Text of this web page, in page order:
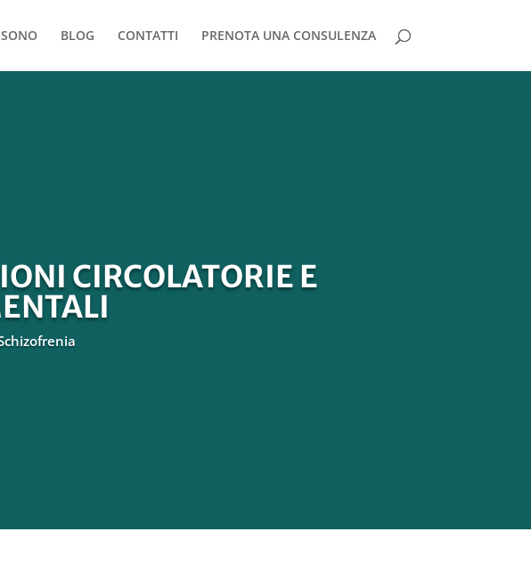
BLOG CONTATTI PRENOTA UNA CONSULENZA
CIRCOLATORIE E